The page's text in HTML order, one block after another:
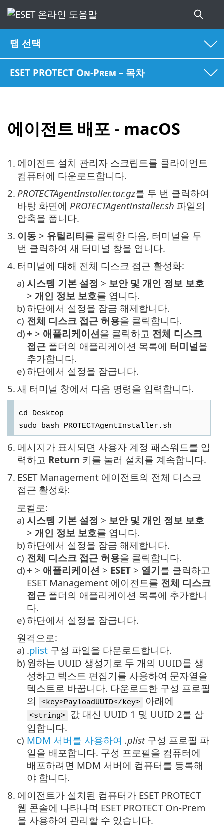
탭 선택
ESET PROTECT On-Prem – 목차
에이전트 배포 - macOS
1. 에이전트 설치 관리자 스크립트를 클라이언트
컴퓨터에 다운로드합니다.
2. PROTECTAgentInstaller.tar.gz를 두 번 클릭하여
바탕 화면에 PROTECTAgentInstaller.sh 파일의
압축을 풉니다.
3. 이동 > 유틸리티를 클릭한 다음, 터미널을 두
번 클릭하여 새 터미널 창을 엽니다.
4. 터미널에 대해 전체 디스크 접근 활성화:
a) 시스템 기본 설정 > 보안 및 개인 정보 보호
> 개인 정보 보호를 엽니다.
b)하단에서 설정을 잠금 해제합니다.
c) 전체 디스크 접근 허용을 클릭합니다.
d)+ > 애플리케이션을 클릭하고 전체 디스크
접근 폴더의 애플리케이션 목록에 터미널을
추가합니다.
e)하단에서 설정을 잠급니다.
5. 새 터미널 창에서 다음 명령을 입력합니다.
cd Desktop
sudo bash PROTECTAgentInstaller.sh
6. 메시지가 표시되면 사용자 계정 패스워드를 입
력하고 Return 키를 눌러 설치를 계속합니다.
7. ESET Management 에이전트의 전체 디스크
접근 활성화:
로컬로:
a) 시스템 기본 설정 > 보안 및 개인 정보 보호
> 개인 정보 보호를 엽니다.
b)하단에서 설정을 잠금 해제합니다.
c) 전체 디스크 접근 허용을 클릭합니다.
d)+ > 애플리케이션 > ESET > 열기를 클릭하고
ESET Management 에이전트를 전체 디스크
접근 폴더의 애플리케이션 목록에 추가합니
다.
e)하단에서 설정을 잠급니다.
원격으로:
a) .plist 구성 파일을 다운로드합니다.
b) 원하는 UUID 생성기로 두 개의 UUID를 생
성하고 텍스트 편집기를 사용하여 문자열을
텍스트로 바꿉니다. 다운로드한 구성 프로필
의
<key>PayloadUUID</key> 아래에
<string>
값 대신 UUID 1 및 UUID 2를 삽
입합니다.
c) MDM 서버를 사용하여 .plist구성 프로필 파
일을 배포합니다. 구성 프로필을 컴퓨터에
배포하려면 MDM 서버에 컴퓨터를 등록해
야 합니다.
8. 에이전트가 설치된 컴퓨터가 ESET PROTECT
웹 콘솔에 나타나며 ESET PROTECT On-Prem
을 사용하여 관리할 수 있습니다.